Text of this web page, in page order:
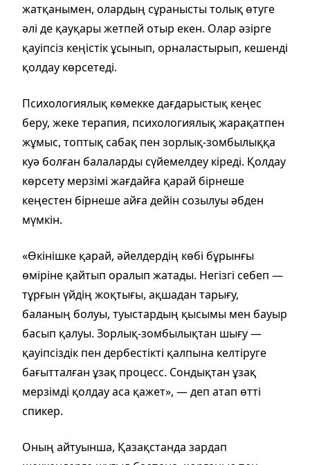
жатқанымен, олардың сұранысты толық өтуге
әлі де қауқары жетпей отыр екен. Олар әзірге
қауіпсіз кеңістік ұсынып, орналастырып, кешенді
қолдау көрсетеді.
Психологиялық көмекке дағдарыстық кеңес
беру, жеке терапия, психологиялық жарақатпен
жұмыс, топтық сабақ пен зорлық-зомбылыққа
куә болған балаларды сүйемелдеу кіреді. Қолдау
көрсету мерзімі жағдайға қарай бірнеше
кеңестен бірнеше айға дейін созылуы әбден
мүмкін.
«Өкінішке қарай, әйелдердің көбі бұрынғы
өміріне қайтып оралып жатады. Негізгі себеп —
тұрғын үйдің жоқтығы, ақшадан тарығу,
баланың болуы, туыстардың қысымы мен бауыр
басып қалуы. Зорлық-зомбылықтан шығу —
қауіпсіздік пен дербестікті қалпына келтіруге
бағытталған ұзақ процесс. Сондықтан ұзақ
мерзімді қолдау аса қажет», — деп атап өтті
спикер.
Оның айтуынша, Қазақстанда зардап